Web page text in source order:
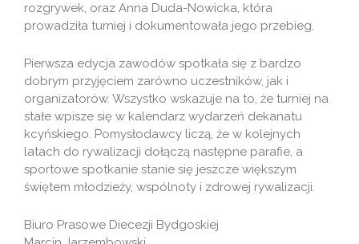
rozgrywek, oraz Anna Duda-Nowicka, która
prowadziła turniej i dokumentowała jego przebieg.
Pierwsza edycja zawodów spotkała się z bardzo
dobrym przyjęciem zarówno uczestników, jak i
organizatorów. Wszystko wskazuje na to, że turniej na
stałe wpisze się w kalendarz wydarzeń dekanatu
kcyńskiego. Pomysłodawcy liczą, że w kolejnych
latach do rywalizacji dołączą następne parafie, a
sportowe spotkanie stanie się jeszcze większym
świętem młodzieży, wspólnoty i zdrowej rywalizacji.
Biuro Prasowe Diecezji Bydgoskiej